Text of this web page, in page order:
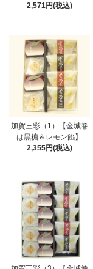
2,571円(税込)
加賀三彩（1）【金城巻
は黒糖＆レモン餡】
2,355円(税込)